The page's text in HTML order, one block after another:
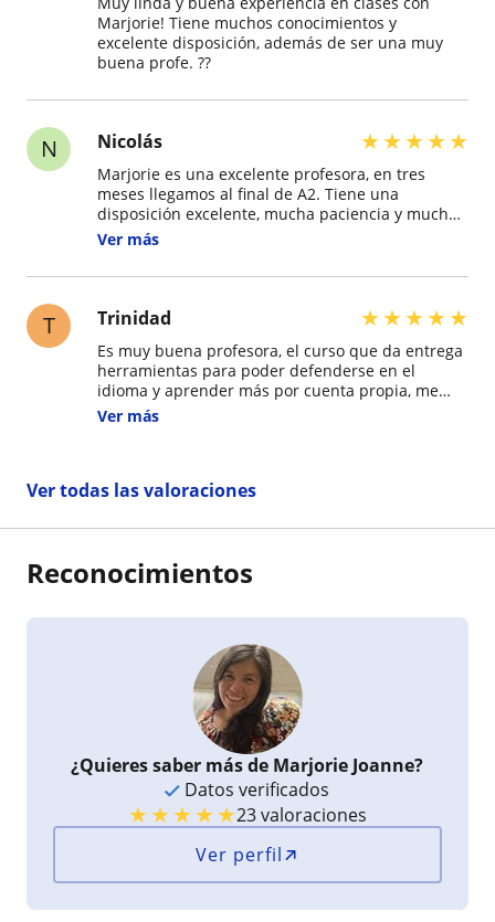
Marjorie! Tiene muchos conocimientos y
excelente disposición, además de ser una muy
buena profe. ??
N Nicolás ★★★★★
Marjorie es una excelente profesora, en tres
meses llegamos al final de A2. Tiene una
disposición excelente, mucha paciencia y mucho
material para compartir. Se da el tiempo para
algún improvisto antes de las clases tiene una
Ver más
T Trinidad ★★★★★
Es muy buena profesora, el curso que da entrega
herramientas para poder defenderse en el
idioma y aprender más por cuenta propia, me
parece muy bueno para cualquier persona que
Ver más
Ver todas las valoraciones
Reconocimientos
¿Quieres saber más de Marjorie Joanne?
Datos verificados
★★★★★23 valoraciones
Ver perfil